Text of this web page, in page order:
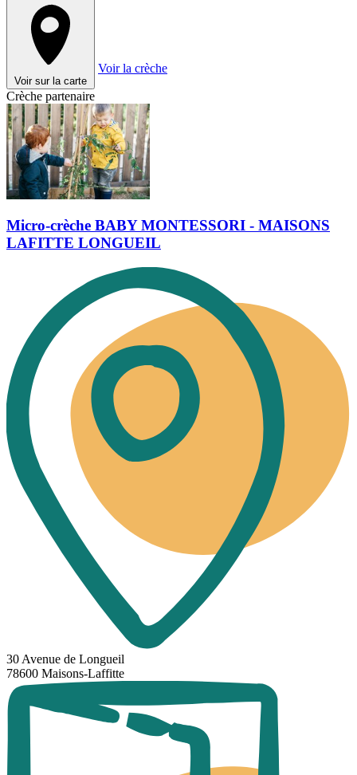
Voir sur la carte
Voir la crèche
Crèche partenaire
Micro-crèche BABY MONTESSORI - MAISONS
LAFITTE LONGUEIL
30 Avenue de Longueil
78600 Maisons-Laffitte